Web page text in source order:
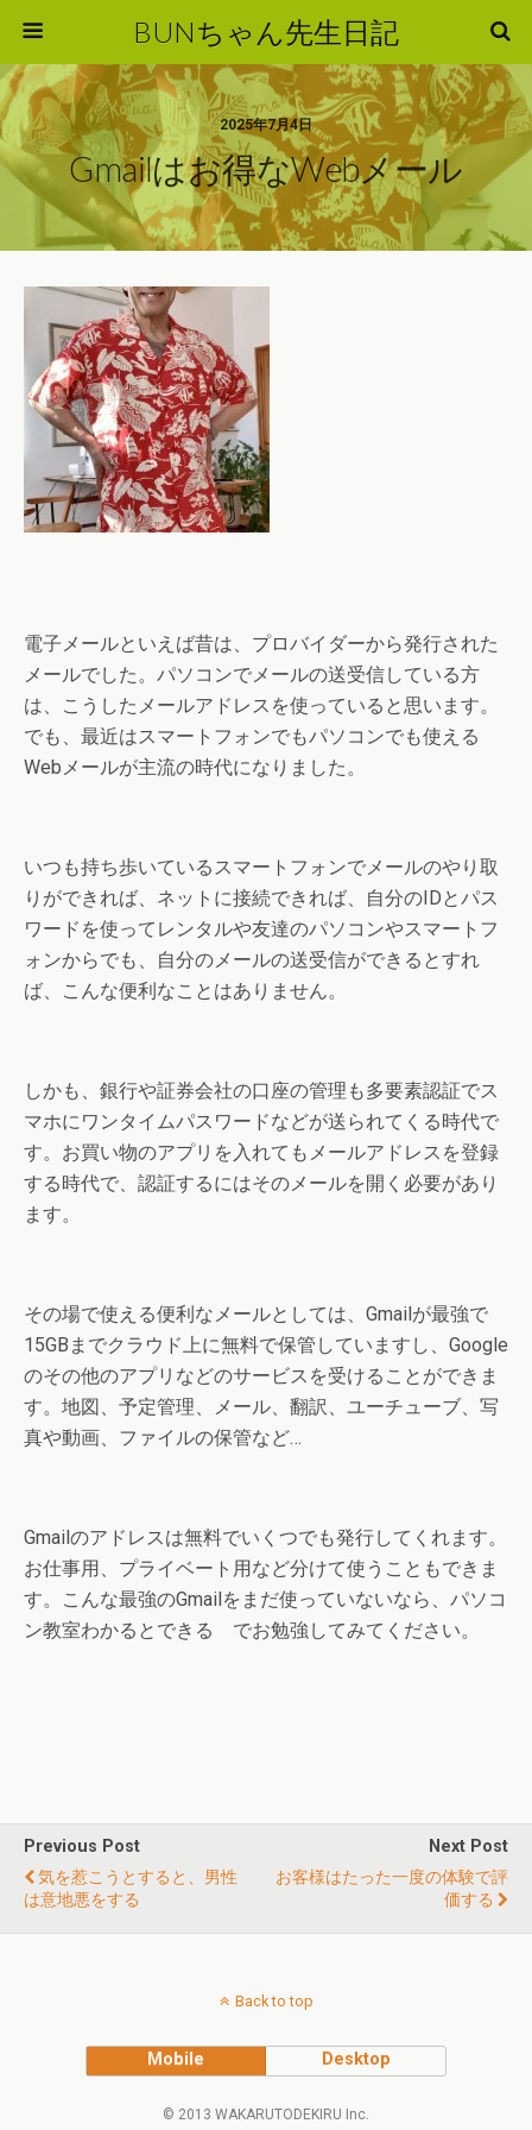
BUNちゃん先生日記
2025年7月4日
Gmailはお得なWebメール
電子メールといえば昔は、プロバイダーから発行された
メールでした。パソコンでメールの送受信している方
は、こうしたメールアドレスを使っていると思います。
でも、最近はスマートフォンでもパソコンでも使える
Webメールが主流の時代になりました。
いつも持ち歩いているスマートフォンでメールのやり取
りができれば、ネットに接続できれば、自分のIDとパス
ワードを使ってレンタルや友達のパソコンやスマートフ
ォンからでも、自分のメールの送受信ができるとすれ
ば、こんな便利なことはありません。
しかも、銀行や証券会社の口座の管理も多要素認証でス
マホにワンタイムパスワードなどが送られてくる時代で
す。お買い物のアプリを入れてもメールアドレスを登録
する時代で、認証するにはそのメールを開く必要があり
ます。
その場で使える便利なメールとしては、Gmailが最強で
15GBまでクラウド上に無料で保管していますし、Google
のその他のアプリなどのサービスを受けることができま
す。地図、予定管理、メール、翻訳、ユーチューブ、写
真や動画、ファイルの保管など…
Gmailのアドレスは無料でいくつでも発行してくれます。
お仕事用、プライベート用など分けて使うこともできま
す。こんな最強のGmailをまだ使っていないなら、パソコ
ン教室わかるとできる でお勉強してみてください。
Previous Post
気を惹こうとすると、男性
は意地悪をする
Next Post
お客様はたった一度の体験で評
価する
Back to top
Mobile Desktop
© 2013 WAKARUTODEKIRU Inc.